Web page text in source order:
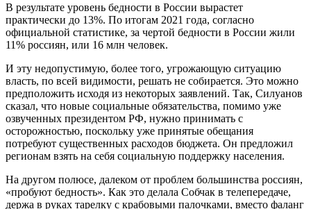
В результате уровень бедности в России вырастет
практически до 13%. По итогам 2021 года, согласно
официальной статистике, за чертой бедности в России жили
11% россиян, или 16 млн человек.
И эту недопустимую, более того, угрожающую ситуацию
власть, по всей видимости, решать не собирается. Это можно
предположить исходя из некоторых заявлений. Так, Силуанов
сказал, что новые социальные обязательства, помимо уже
озвученных президентом РФ, нужно принимать с
осторожностью, поскольку уже принятые обещания
потребуют существенных расходов бюджета. Он предложил
регионам взять на себя социальную поддержку населения.
На другом полюсе, далеком от проблем большинства россиян,
«пробуют бедность». Как это делала Собчак в телепередаче,
держа в руках тарелку с крабовыми палочками, вместо фаланг